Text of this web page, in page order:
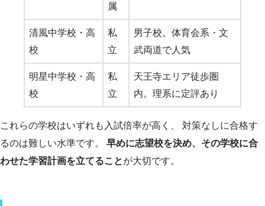
属
清風中学校・高
校
私
立
男子校。体育会系・文
武両道で人気
明星中学校・高
校
私
立
天王寺エリア徒歩圏
内。理系に定評あり
これらの学校はいずれも入試倍率が高く、 対策なしに合格す
るのは難しい水準です。 早めに志望校を決め、その学校に合
わせた学習計画を立てることが大切です。